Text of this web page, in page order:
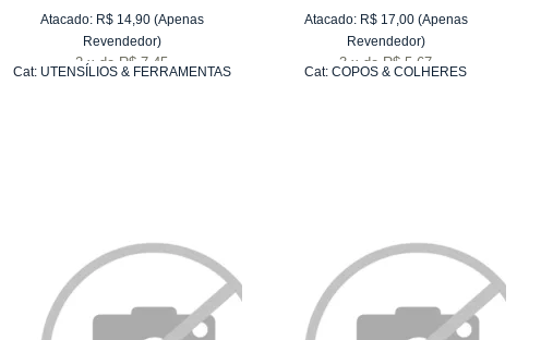
Atacado: R$ 14,90 (Apenas
Revendedor)
2 x de R$ 7,45
Cat: UTENSÍLIOS & FERRAMENTAS
Atacado: R$ 17,00 (Apenas
Revendedor)
3 x de R$ 5,67
Cat:COPOS & COLHERES